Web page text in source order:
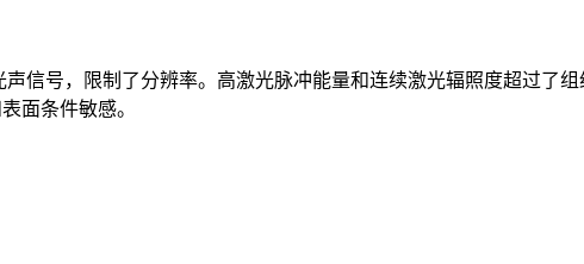
信号，限制了分辨率。高激光脉冲能量和连续激光辐照度超过了
面条件敏感。